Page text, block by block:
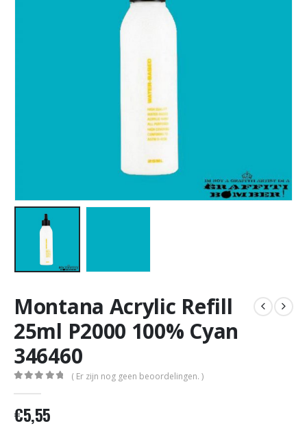
Montana Acrylic Refill
25ml P2000 100% Cyan
346460
( Er zijn nog geen beoordelingen. )
€5,55